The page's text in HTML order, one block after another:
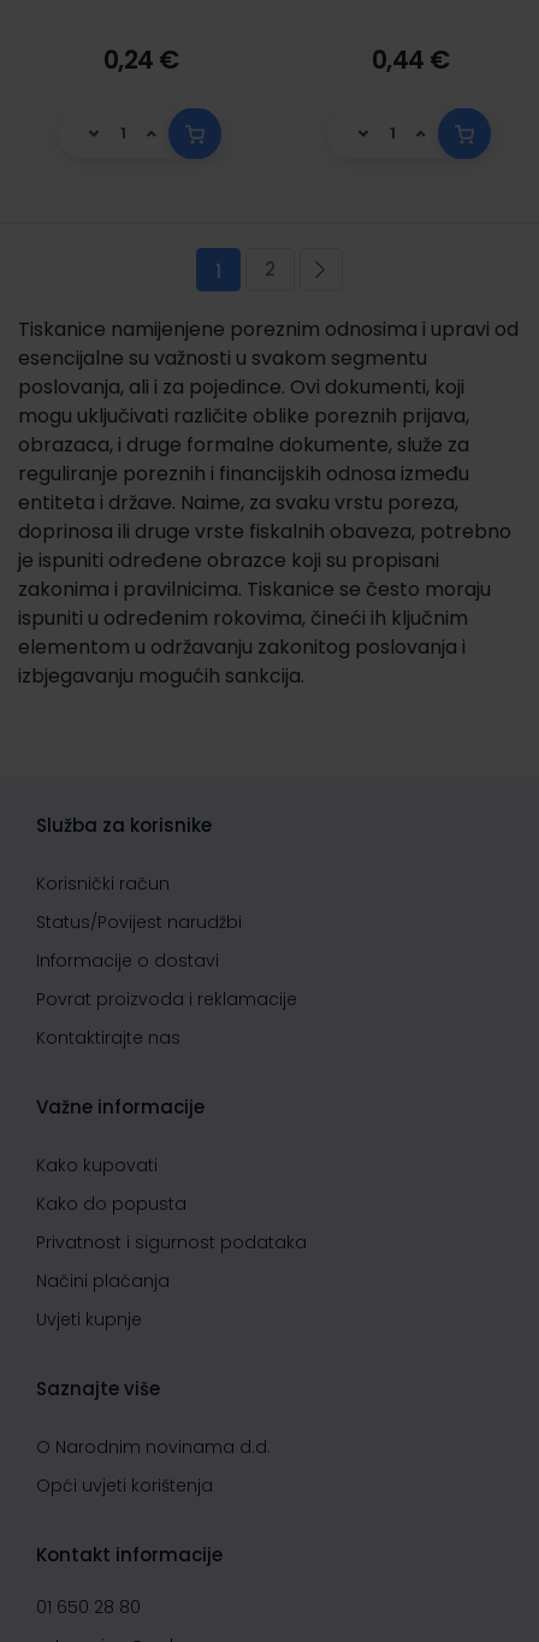
0,24 € 0,44 €
Stranica
Trenutno pregledavate stranicu
1 Stranica
2
Tiskanice namijenjene poreznim odnosima i upravi od
esencijalne su važnosti u svakom segmentu
poslovanja, ali i za pojedince. Ovi dokumenti, koji
mogu uključivati različite oblike poreznih prijava,
obrazaca, i druge formalne dokumente, služe za
reguliranje poreznih i financijskih odnosa između
entiteta i države. Naime, za svaku vrstu poreza,
doprinosa ili druge vrste fiskalnih obaveza, potrebno
je ispuniti određene obrazce koji su propisani
zakonima i pravilnicima. Tiskanice se često moraju
ispuniti u određenim rokovima, čineći ih ključnim
elementom u održavanju zakonitog poslovanja i
izbjegavanju mogućih sankcija.
Služba za korisnike
Korisnički račun
Status/Povijest narudžbi
Informacije o dostavi
Povrat proizvoda i reklamacije
Kontaktirajte nas
Važne informacije
Kako kupovati
Kako do popusta
Privatnost i sigurnost podataka
Načini plaćanja
Uvjeti kupnje
Saznajte više
O Narodnim novinama d.d.
Opći uvjeti korištenja
Kontakt informacije
01 650 28 80